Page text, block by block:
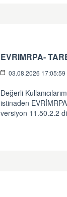
EVRIMRPA-
03.08.2026 17:05:59
Değerli
istinaden
versiyon 11.50.2.2